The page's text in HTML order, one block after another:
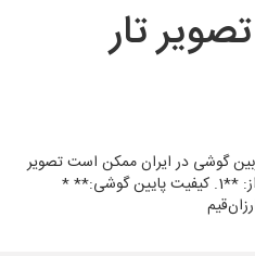
تار
گوشی در ایران ممکن است تصویر
تار بگیرد. برخی از این دلایل عبارتند از: **1. کیفیت پایین گوشی:** *